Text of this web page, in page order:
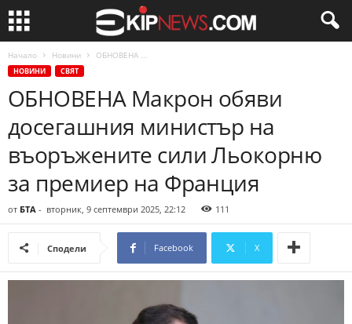
Начало Новини ОБНОВЕНА ...
НОВИНИ СВЯТ
ОБНОВЕНА Макрон обяви
досегашния министър на
въоръжените сили Льокорню
за премиер на Франция
от БТА - вторник, 9 септември 2025, 22:12 111
Сподели Facebook X